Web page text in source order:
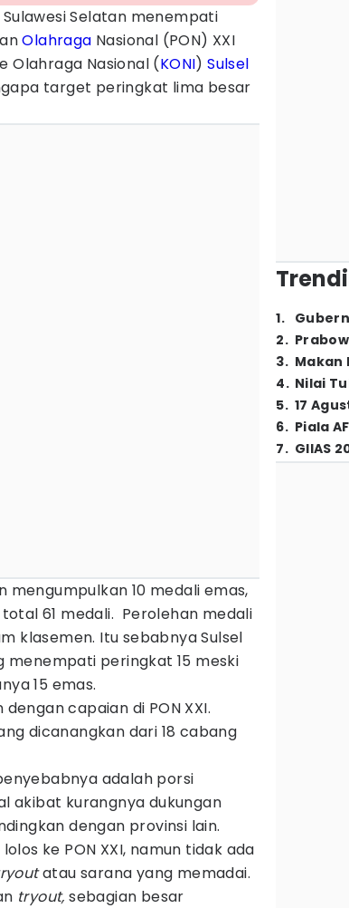
Selatan menempati
Olahraga Nasional (PON) XXI
Olahraga Nasional (KONI)Sulsel
target peringkat lima besar
mengumpulkan 10 medali emas,
61 medali. Perolehan medali
klasemen. Itu sebabnya Sulsel
menempati peringkat 15 meski
15 emas.
capaian di PON XXI.
dicanangkan dari 18 cabang
adalah porsi
akibat kurangnya dukungan
dengan provinsi lain.
ke PON XXI, namun tidak ada
atau sarana yang memadai.
tryout, sebagian besar
1.
2.
3. Makan
4. Nilai
5. 17
6. Piala
7. GIIAS